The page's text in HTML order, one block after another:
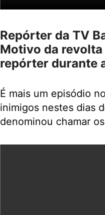
Repórter da TV
Motivo da
repórter durante
É mais um episódio
inimigos nestes dias
denominou chamar